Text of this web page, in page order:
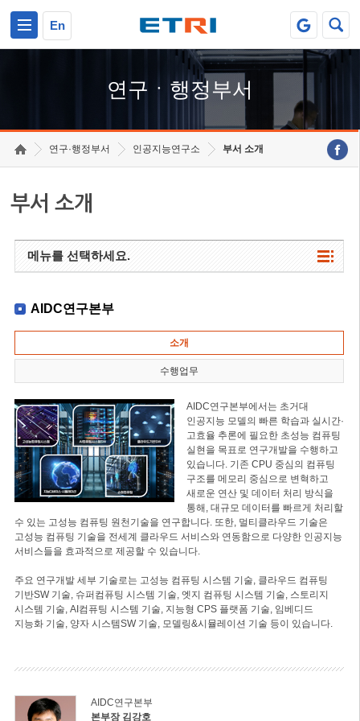
En
연구ㆍ행정부서
연구·행정부서 인공지능연구소 부서 소개
부서 소개
메뉴를 선택하세요.
AIDC연구본부
소개
수행업무
AIDC연구본부에서는 초거대
인공지능 모델의 빠른 학습과 실시간·
고효율 추론에 필요한 초성능 컴퓨팅
실현을 목표로 연구개발을 수행하고
있습니다. 기존 CPU 중심의 컴퓨팅
구조를 메모리 중심으로 변혁하고
새로운 연산 및 데이터 처리 방식을
통해, 대규모 데이터를 빠르게 처리할
수 있는 고성능 컴퓨팅 원천기술을 연구합니다. 또한, 멀티클라우드 기술은
고성능 컴퓨팅 기술을 전세계 클라우드 서비스와 연동함으로 다양한 인공지능
서비스들을 효과적으로 제공할 수 있습니다.
주요 연구개발 세부 기술로는 고성능 컴퓨팅 시스템 기술, 클라우드 컴퓨팅
기반SW 기술, 슈퍼컴퓨팅 시스템 기술, 엣지 컴퓨팅 시스템 기술, 스토리지
시스템 기술, AI컴퓨팅 시스템 기술, 지능형 CPS 플랫폼 기술, 임베디드
지능화 기술, 양자 시스템SW 기술, 모델링&시뮬레이션 기술 등이 있습니다.
AIDC연구본부
본부장 김강호